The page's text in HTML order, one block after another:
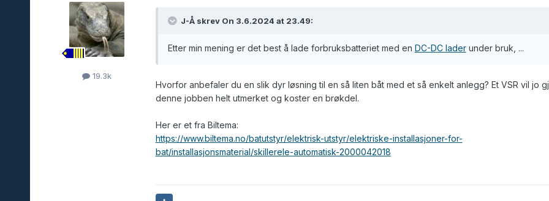
19.3k
J-Å skrev On 3.6.2024 at 23.49:
Etter min mening er det best å lade forbruksbatteriet med en DC-DC laderunder bruk, ...
Hvorfor anbefaler du en slik dyr løsning til en så liten båt med et så enkelt anlegg? Et VSR vil jo
denne jobben helt utmerket og koster en brøkdel.
Her er et fra Biltema:
https://www.biltema.no/batutstyr/elektrisk-utstyr/elektriske-installasjoner-for-
bat/installasjonsmaterial/skillerele-automatisk-2000042018